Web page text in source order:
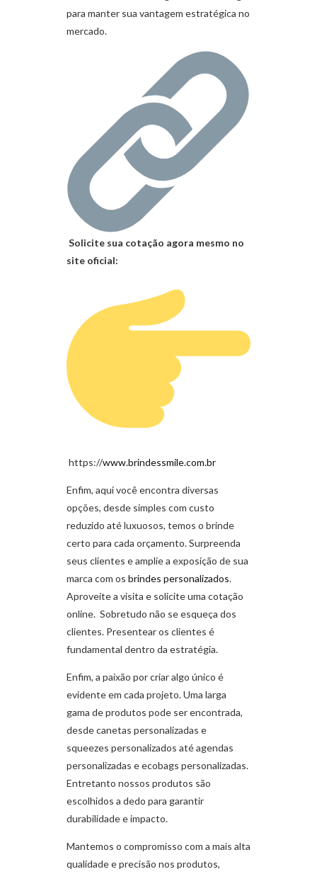
para manter sua vantagem estratégica no
mercado.
Solicite sua cotação agora mesmo no
site oficial:
https://www.brindessmile.com.br
Enfim, aqui você encontra diversas
opções, desde simples com custo
reduzido até luxuosos, temos o brinde
certo para cada orçamento. Surpreenda
seus clientes e amplie a exposição de sua
marca com os brindes personalizados.
Aproveite a visita e solicite uma cotação
online. Sobretudo não se esqueça dos
clientes. Presentear os clientes é
fundamental dentro da estratégia.
Enfim, a paixão por criar algo único é
evidente em cada projeto. Uma larga
gama de produtos pode ser encontrada,
desde canetas personalizadas e
squeezes personalizados até agendas
personalizadas e ecobags personalizadas.
Entretanto nossos produtos são
escolhidos a dedo para garantir
durabilidade e impacto.
Mantemos o compromisso com a mais alta
qualidade e precisão nos produtos,